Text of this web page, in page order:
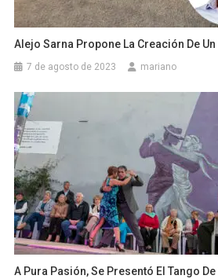
Alejo Sarna Propone La Creación De
7 de agosto de 2023 mariano
A Pura Pasión, Se Presentó El Tango